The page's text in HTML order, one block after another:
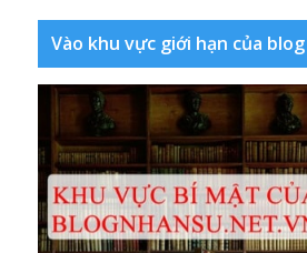
Vào khu vực giới hạn của blog